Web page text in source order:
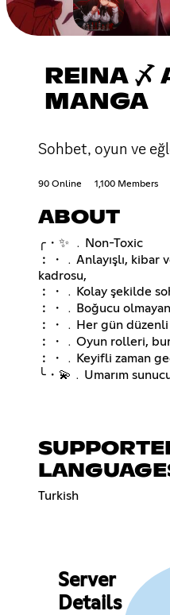
REINA 〆
MANGA
Sohbet, oyun ve
90 Online 1,100 Members
ABOUT
╭・✨ ﹒Non-Toxic
︰・﹒Anlayışlı,
kadrosu,
︰・﹒Kolay şekilde
︰・﹒Boğucu
︰・﹒Her gün
︰・﹒Oyun rolleri,
︰・﹒Keyifli zaman
╰・💫﹒Umarım
Turkish
Server
Details